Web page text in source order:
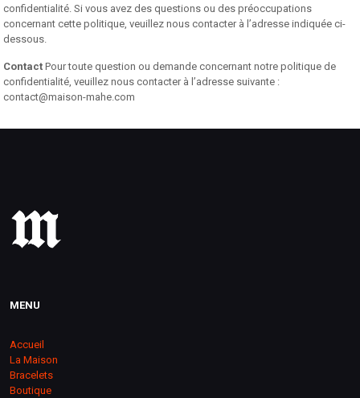
confidentialité. Si vous avez des questions ou des préoccupations
concernant cette politique, veuillez nous contacter à l’adresse indiquée ci-
dessous.
Contact Pour toute question ou demande concernant notre politique de
confidentialité, veuillez nous contacter à l’adresse suivante :
contact@maison-mahe.com
MENU
Accueil
La Maison
Bracelets
Boutique